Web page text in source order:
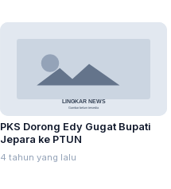
PKS Dorong Edy Gugat Bupati
Jepara ke PTUN
4 tahun yang lalu